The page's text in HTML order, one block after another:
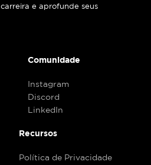
e aprofunde seus
Comunidade
Instagram
Discord
LinkedIn
Recursos
Política de Privacidade